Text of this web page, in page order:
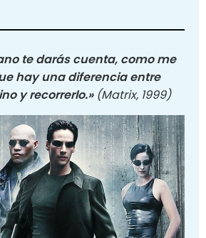
te darás cuenta, como me
hay una diferencia entre
y recorrerlo.» (Matrix, 1999)